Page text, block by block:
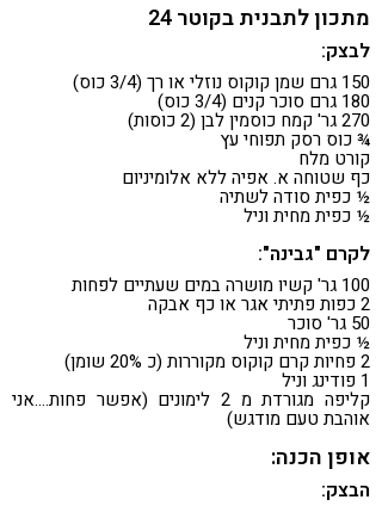
מתכון לתבנית בקוטר 24
לבצק:
150 גרם שמן קוקוס נוזלי או רך (3/4 כוס)
180 גרם סוכר קנים (3/4 כוס)
270 גר' קמח כוסמין לבן (2 כוסות)
¾ כוס רסק תפוחי עץ
קורט מלח
כף שטוחה א. אפיה ללא אלומיניום
½ כפית סודה לשתיה
½ כפית מחית וניל
לקרם "גבינה":
100 גר' קשיו מושרה במים שעתיים לפחות
2 כפות פתיתי אגר או כף אבקה
50 גר' סוכר
½ כפית מחית וניל
2 פחיות קרם קוקוס מקוררות (כ 20% שומן)
1 פודינג וניל
קליפה מגורדת מ 2 לימונים (אפשר פחות….אני
אוהבת טעם מודגש)
אופן הכנה:
הבצק: